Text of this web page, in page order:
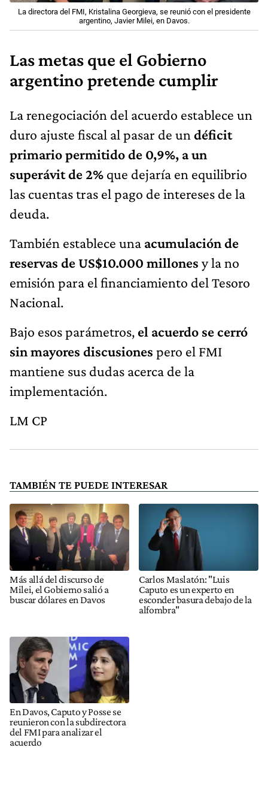
La directora del FMI, Kristalina Georgieva, se reunió con el presidente
argentino, Javier Milei, en Davos.
Las metas que el Gobierno
argentino pretende cumplir
La renegociación del acuerdo establece un
duro ajuste fiscal al pasar de un déficit
primario permitido de 0,9%, a un
superávit de 2% que dejaría en equilibrio
las cuentas tras el pago de intereses de la
deuda.
También establece una acumulación de
reservas de US$10.000 millones y la no
emisión para el financiamiento del Tesoro
Nacional.
Bajo esos parámetros, el acuerdo se cerró
sin mayores discusiones pero el FMI
mantiene sus dudas acerca de la
implementación.
LM CP
TAMBIÉN TE PUEDE INTERESAR
Más allá del discurso de
Milei, el Gobierno salió a
buscar dólares en Davos
Carlos Maslatón: "Luis
Caputo es un experto en
esconder basura debajo de la
alfombra"
En Davos, Caputo y Posse se
reunieron con la subdirectora
del FMI para analizar el
acuerdo